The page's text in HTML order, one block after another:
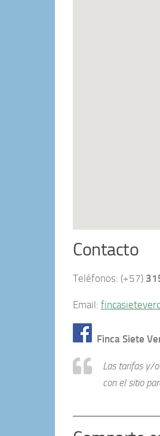
Contacto
Teléfonos: (+57)
Email:
Finca Siete
Las tarifas y/
con el sitio